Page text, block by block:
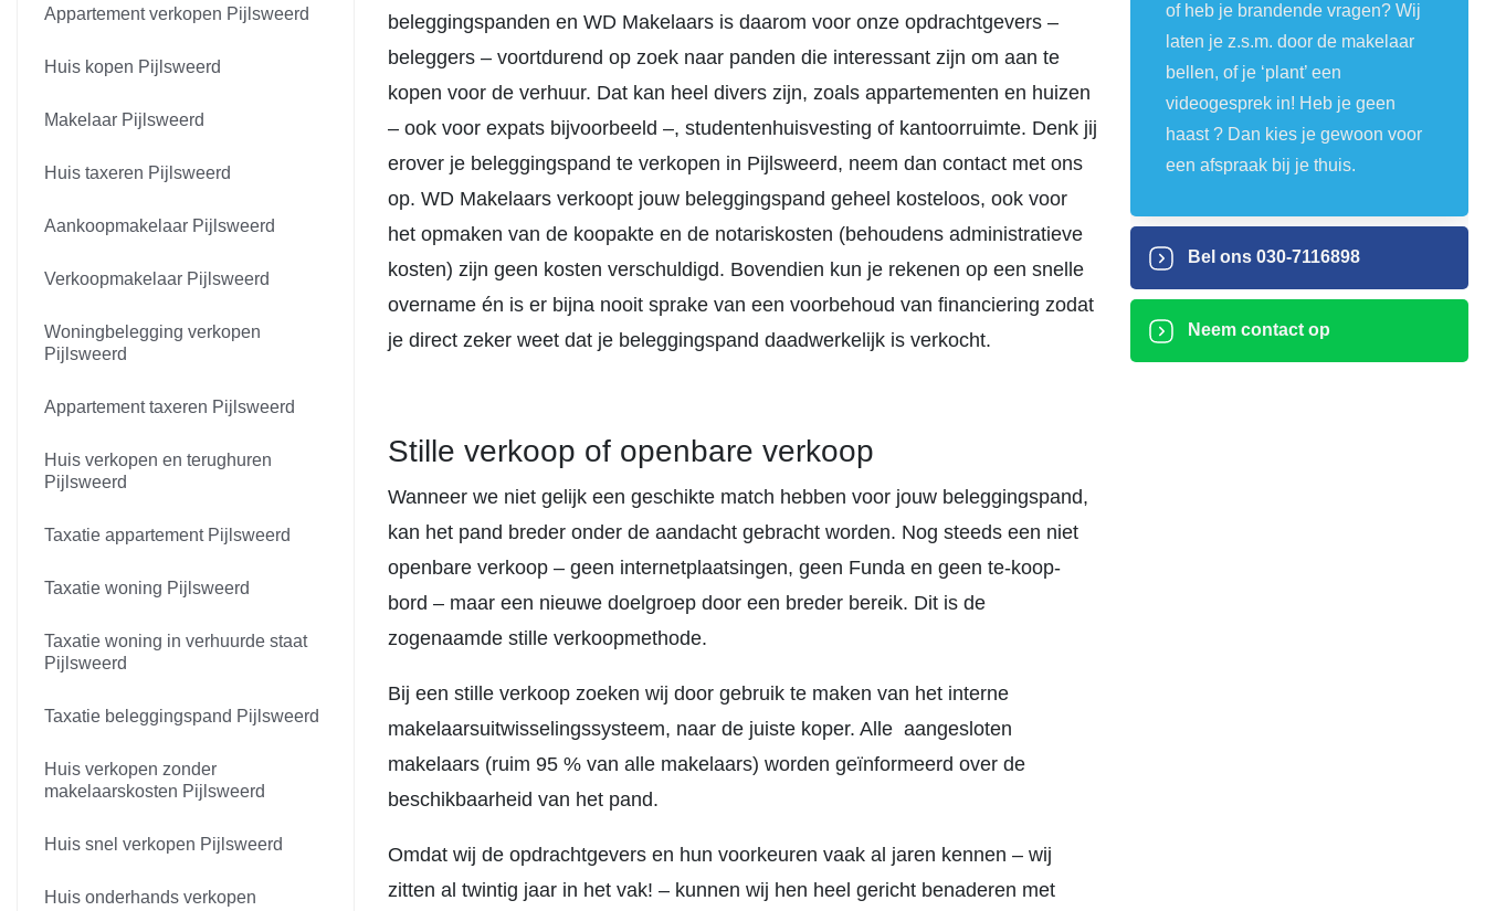
Appartement verkopen Pijlsweerd
Huis kopen Pijlsweerd
Makelaar Pijlsweerd
Huis taxeren Pijlsweerd
Aankoopmakelaar Pijlsweerd
Verkoopmakelaar Pijlsweerd
Woningbelegging verkopen
Pijlsweerd
Appartement taxeren Pijlsweerd
Huis verkopen en terughuren
Pijlsweerd
Taxatie appartement Pijlsweerd
Taxatie woning Pijlsweerd
Taxatie woning in verhuurde staat
Pijlsweerd
Taxatie beleggingspand Pijlsweerd
Huis verkopen zonder
makelaarskosten Pijlsweerd
Huis snel verkopen Pijlsweerd
Huis onderhands verkopen
beleggingspanden en WD Makelaars is daarom voor onze opdrachtgevers –
beleggers – voortdurend op zoek naar panden die interessant zijn om aan te
kopen voor de verhuur. Dat kan heel divers zijn, zoals appartementen en huizen
– ook voor expats bijvoorbeeld –, studentenhuisvesting of kantoorruimte. Denk jij
erover je beleggingspand te verkopen in Pijlsweerd, neem dan contact met ons
op. WD Makelaars verkoopt jouw beleggingspand geheel kosteloos, ook voor
het opmaken van de koopakte en de notariskosten (behoudens administratieve
kosten) zijn geen kosten verschuldigd. Bovendien kun je rekenen op een snelle
overname én is er bijna nooit sprake van een voorbehoud van financiering zodat
je direct zeker weet dat je beleggingspand daadwerkelijk is verkocht.
Stille verkoop of openbare verkoop
Wanneer we niet gelijk een geschikte match hebben voor jouw beleggingspand,
kan het pand breder onder de aandacht gebracht worden. Nog steeds een niet
openbare verkoop – geen internetplaatsingen, geen Funda en geen te-koop-
bord – maar een nieuwe doelgroep door een breder bereik. Dit is de
zogenaamde stille verkoopmethode.
Bij een stille verkoop zoeken wij door gebruik te maken van het interne
makelaarsuitwisselingssysteem, naar de juiste koper. Alle aangesloten
makelaars (ruim 95 % van alle makelaars) worden geïnformeerd over de
beschikbaarheid van het pand.
Omdat wij de opdrachtgevers en hun voorkeuren vaak al jaren kennen – wij
zitten al twintig jaar in het vak! – kunnen wij hen heel gericht benaderen met
of heb je brandende vragen? Wij
laten je z.s.m. door de makelaar
bellen, of je ‘plant’ een
videogesprek in! Heb je geen
haast ? Dan kies je gewoon voor
een afspraak bij je thuis.
Bel ons 030-7116898
Neem contact op